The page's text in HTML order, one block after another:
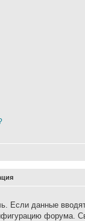
Если данные
форума.